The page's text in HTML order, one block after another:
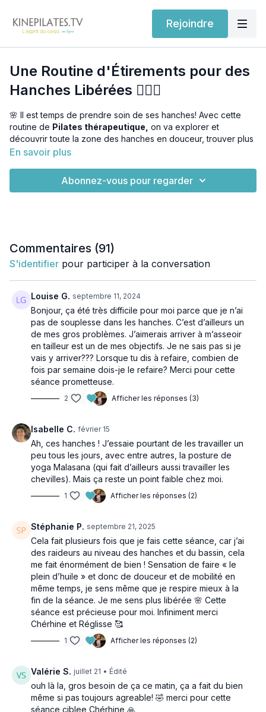
Rejoindre
Une Routine d'Étirements pour des
Hanches Libérées 🧘🏽‍♀️
🌸 Il est temps de prendre soin de ses hanches! Avec cette
routine de Pilates thérapeutique, on va explorer et
découvrir toute la zone des hanches en douceur, trouver plus
de mobilité et de souplesse, tout en respectant nos corps et
🧘🏽‍♀️ Je vous accompagne doucement vers un lâcher prise
la différence.
En savoir plus
Abonnez-vous pour regarder
Commentaires (91)
S'identifier pour participer à la conversation
Louise G. septembre 11, 2024
Bonjour, ça été très difficile pour moi parce que je n’ai
pas de souplesse dans les hanches. C’est d’ailleurs un
de mes gros problèmes. J’aimerais arriver à m’asseoir
en tailleur est un de mes objectifs. Je ne sais pas si je
vais y arriver??? Lorsque tu dis à refaire, combien de
fois par semaine dois-je le refaire? Merci pour cette
séance prometteuse.
2 Afficher les réponses (3)
Isabelle C. février 15
Ah, ces hanches ! J’essaie pourtant de les travailler un
peu tous les jours, avec entre autres, la posture de
yoga Malasana (qui fait d’ailleurs aussi travailler les
chevilles). Mais ça reste un point faible chez moi.
1 Afficher les réponses (2)
Stéphanie P. septembre 21, 2025
Cela fait plusieurs fois que je fais cette séance, car j’ai
des raideurs au niveau des hanches et du bassin, cela
me fait énormément de bien ! Sensation de faire « le
plein d’huile » et donc de douceur et de mobilité en
même temps, je sens même que je respire mieux à la
fin de la séance. Je me sens plus libérée 🌸 Cette
séance est précieuse pour moi. Infiniment merci
Chérhine et Réglisse 🥰
1 Afficher les réponses (2)
Valérie S. juillet 21 • Édité
ouh là la, gros besoin de ça ce matin, ça a fait du bien
même si pas toujours agreable! 🤣 merci pour cette
séance ciblee Chérhine 🙏